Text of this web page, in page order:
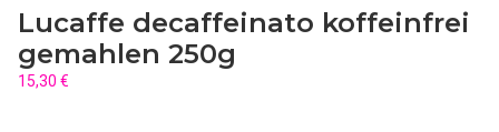
Lucaffe decaffeinato koffeinfrei
gemahlen 250g
15,30 €